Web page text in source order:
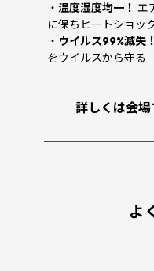
・ 温度湿度均一！ エ
に保ちヒートショッ
・ ウイルス99%滅失！
をウイルスから守る
詳しくは会場
よ